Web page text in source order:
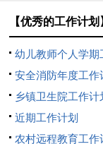
【优秀的工作计
幼儿教师个人学期
安全消防年度工作
乡镇卫生院工作计
近期工作计划
农村远程教育工作